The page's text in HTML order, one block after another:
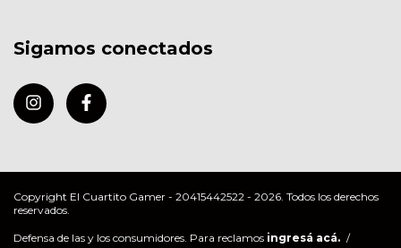
Sigamos conectados
Copyright El Cuartito Gamer - 20415442522 - 2026. Todos los derechos
reservados.
Defensa de las y los consumidores. Para reclamos ingresá acá. /